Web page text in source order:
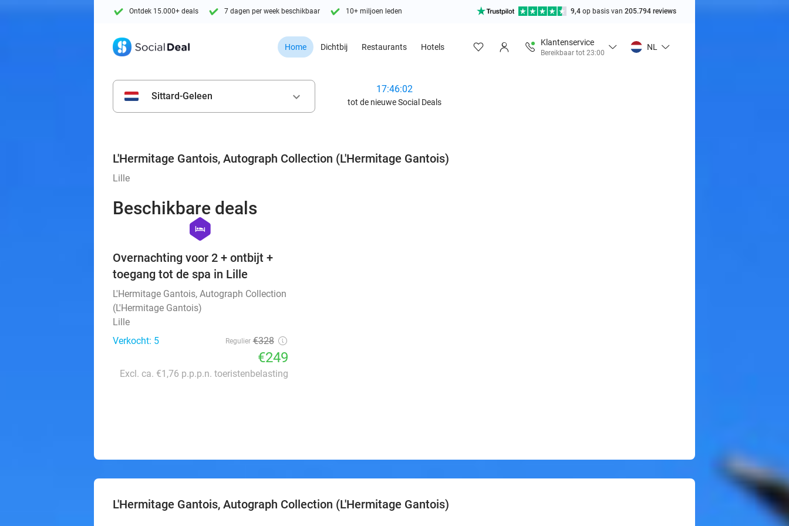
Ontdek 15.000+ deals 7 dagen per week beschikbaar 10+ miljoen leden 9,4 op basis van 205.794 reviews
Home Dichtbij Restaurants Hotels
Klantenservice
Bereikbaar tot 23:00
NL
Sittard-Geleen keyboard_arrow_down
17:46:00
tot de nieuwe Social Deals
L'Hermitage Gantois, Autograph Collection (L'Hermitage Gantois)
Lille
Beschikbare deals
hexagon
hotel
Overnachting voor 2 + ontbijt +
toegang tot de spa in Lille
L'Hermitage Gantois, Autograph Collection
(L'Hermitage Gantois)
Lille
Verkocht: 5
Regulier €328
€249
Excl. ca. €1,76 p.p.p.n. toeristenbelasting
L'Hermitage Gantois, Autograph Collection (L'Hermitage Gantois)